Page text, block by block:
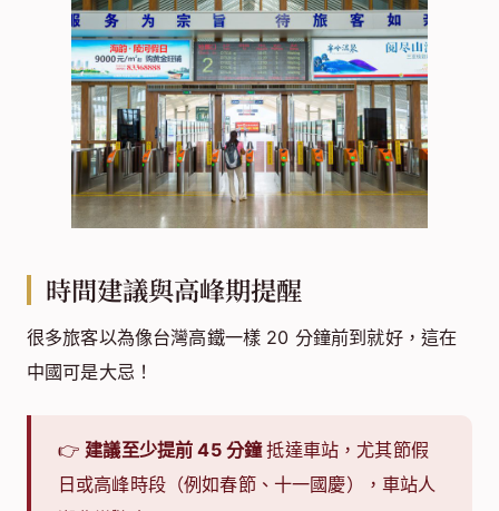
時間建議與高峰期提醒
很多旅客以為像台灣高鐵一樣 20 分鐘前到就好，這在
中國可是大忌！
👉 建議至少提前 45 分鐘抵達車站，尤其節假
日或高峰時段（例如春節、十一國慶），車站人